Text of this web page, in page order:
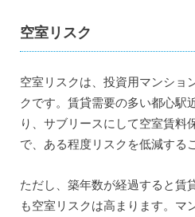
空室リスク
空室リスクは、投資用マンショ
クです。賃貸需要の多い都心駅
り、サブリースにして空室賃料
で、ある程度リスクを低減する
ただし、築年数が経過すると賃
も空室リスクは高まります。マ